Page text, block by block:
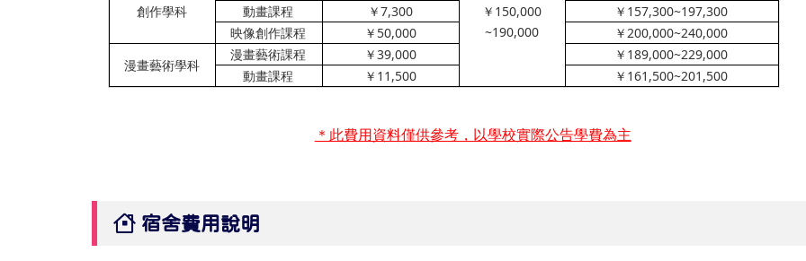
￥ 150,000
~190,000
創作學科
動畫課程
￥7,300 ￥ 157,300~197,300
映像創作課程
￥ 50,000 ￥200,000~240,000
漫畫藝術學科
漫畫藝術課程 ￥39,000 ￥ 189,000~229,000
動畫課程
￥ 11,500 ￥ 161,500~201,500
＊此費用資料僅供參考，以學校實際公告學費為主
宿舍費用說明